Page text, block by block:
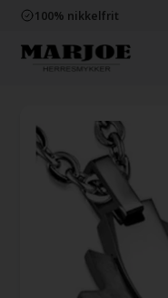
100% nikkelfrit
60 dager bytte & returret
Trygg E-Handel